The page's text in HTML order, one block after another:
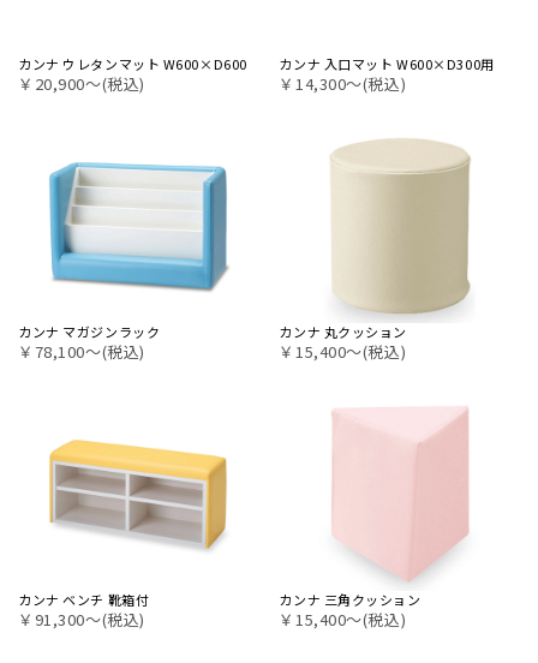
カンナ ウレタンマット W600×D600
￥20,900〜(税込)
カンナ 入口マット W600×D300用
￥14,300〜(税込)
カンナ マガジンラック
￥78,100〜(税込)
カンナ 丸クッション
￥15,400〜(税込)
カンナ ベンチ 靴箱付
￥91,300〜(税込)
カンナ 三角クッション
￥15,400〜(税込)